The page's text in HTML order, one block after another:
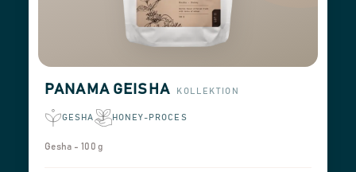
PANAMA GEISHA KOLLEKTION
GESHA HONEY-PROCES
Gesha - 100 g